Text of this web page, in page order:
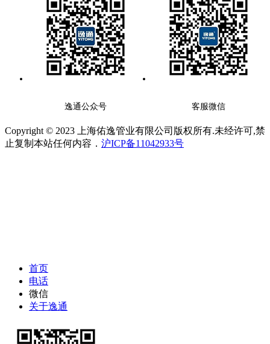
逸通公众号 客服微信
Copyright © 2023 上海佑逸管业有限公司版权所有.未经许可,禁
止复制本站任何内容． 沪ICP备11042933号
首页
电话
微信
关于逸通